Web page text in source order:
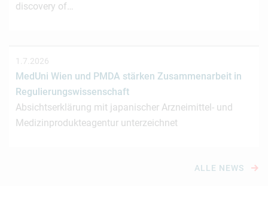
discovery of…
1.7.2026
MedUni Wien und PMDA stärken Zusammenarbeit in
Regulierungswissenschaft
Absichtserklärung mit japanischer Arzneimittel- und
Medizinprodukteagentur unterzeichnet
ALLE NEWS